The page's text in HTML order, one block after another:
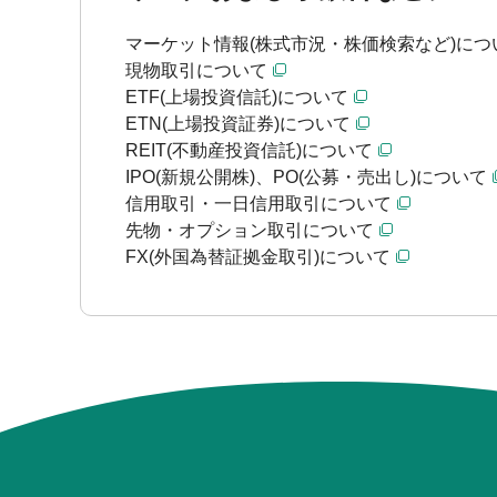
マーケット情報(株式市況・株価検索など)につ
現物取引について
ETF(上場投資信託)について
ETN(上場投資証券)について
REIT(不動産投資信託)について
IPO(新規公開株)、PO(公募・売出し)について
信用取引・一日信用取引について
先物・オプション取引について
FX(外国為替証拠金取引)について